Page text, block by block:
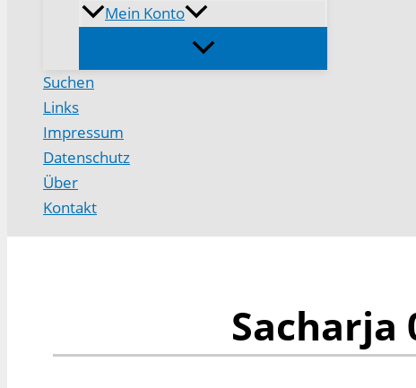
Mein Konto
Suchen
Links
Impressum
Datenschutz
Über
Kontakt
Sacharja